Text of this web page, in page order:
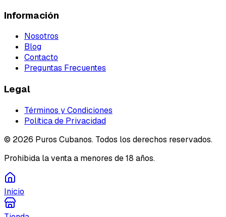
Información
Nosotros
Blog
Contacto
Preguntas Frecuentes
Legal
Términos y Condiciones
Política de Privacidad
© 2026 Puros Cubanos. Todos los derechos reservados.
Prohibida la venta a menores de 18 años.
Inicio